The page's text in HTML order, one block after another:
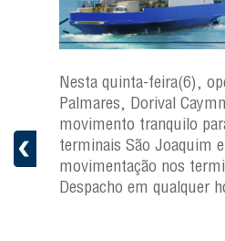
Nesta quinta-feira(6),
Palmares, Dorival
movimento tranquilo
terminais São Joaquim
movimentação nos
Despacho em qualquer